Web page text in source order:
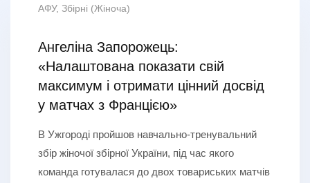
АФУ, Збірні (Жіноча)
Ангеліна Запорожець:
«Налаштована показати свій
максимум і отримати цінний досвід
у матчах з Францією»
В Ужгороді пройшов навчально-тренувальний
збір жіночої збірної України, під час якого
команда готувалася до двох товариських матчів